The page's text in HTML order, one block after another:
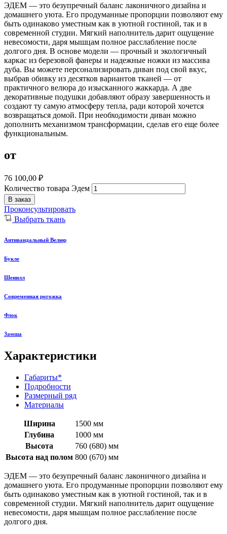
ЭДЕМ — это безупречный баланс лаконичного дизайна и
домашнего уюта. Его продуманные пропорции позволяют ему
быть одинаково уместным как в уютной гостиной, так и в
современной студии. Мягкий наполнитель дарит ощущение
невесомости, даря мышцам полное расслабление после
долгого дня. В основе модели — прочный и экологичный
каркас из березовой фанеры и надежные ножки из массива
дуба. Вы можете персонализировать диван под свой вкус,
выбрав обивку из десятков вариантов тканей — от
практичного велюра до изысканного жаккарда. А две
декоративные подушки добавляют образу завершенность и
создают ту самую атмосферу тепла, ради которой хочется
возвращаться домой. При необходимости диван можно
дополнить механизмом трансформации, сделав его еще более
функциональным.
от
76 100,00 ₽
Количество товара Эдем
В заказ
Проконсультировать
Выбрать ткань
Антивандальный Велюр
Букле
Шенилл
Современная рогожка
Флок
Замша
Характеристики
Габариты*
Подробности
Размерный ряд
Материалы
Ширина
1500 мм
Глубина
1000 мм
Высота
760 (680) мм
Высота над полом 800 (670) мм
ЭДЕМ — это безупречный баланс лаконичного дизайна и
домашнего уюта. Его продуманные пропорции позволяют ему
быть одинаково уместным как в уютной гостиной, так и в
современной студии. Мягкий наполнитель дарит ощущение
невесомости, даря мышцам полное расслабление после
долгого дня.